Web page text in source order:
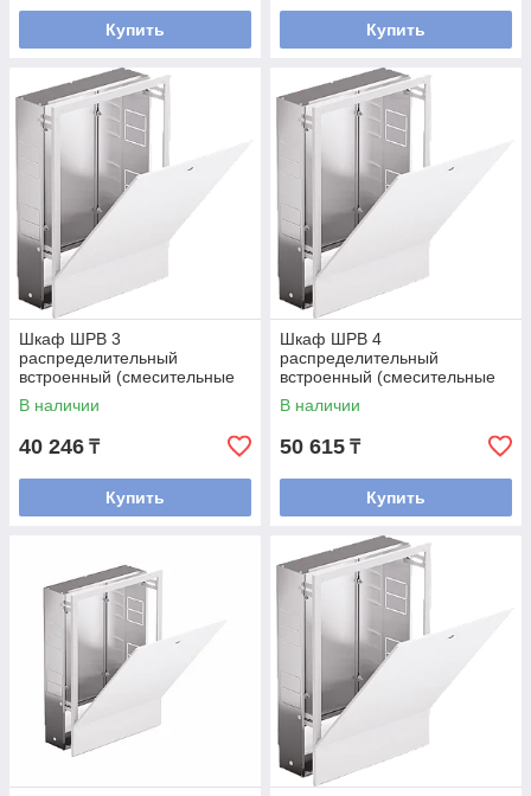
Купить Купить
Шкаф ШРВ 3
распределительный
встроенный (смесительные
узлы входят)
В наличии
40 246 ₸
Купить
Шкаф ШРВ 4
распределительный
встроенный (смесительные
узлы входят)
В наличии
50 615 ₸
Купить